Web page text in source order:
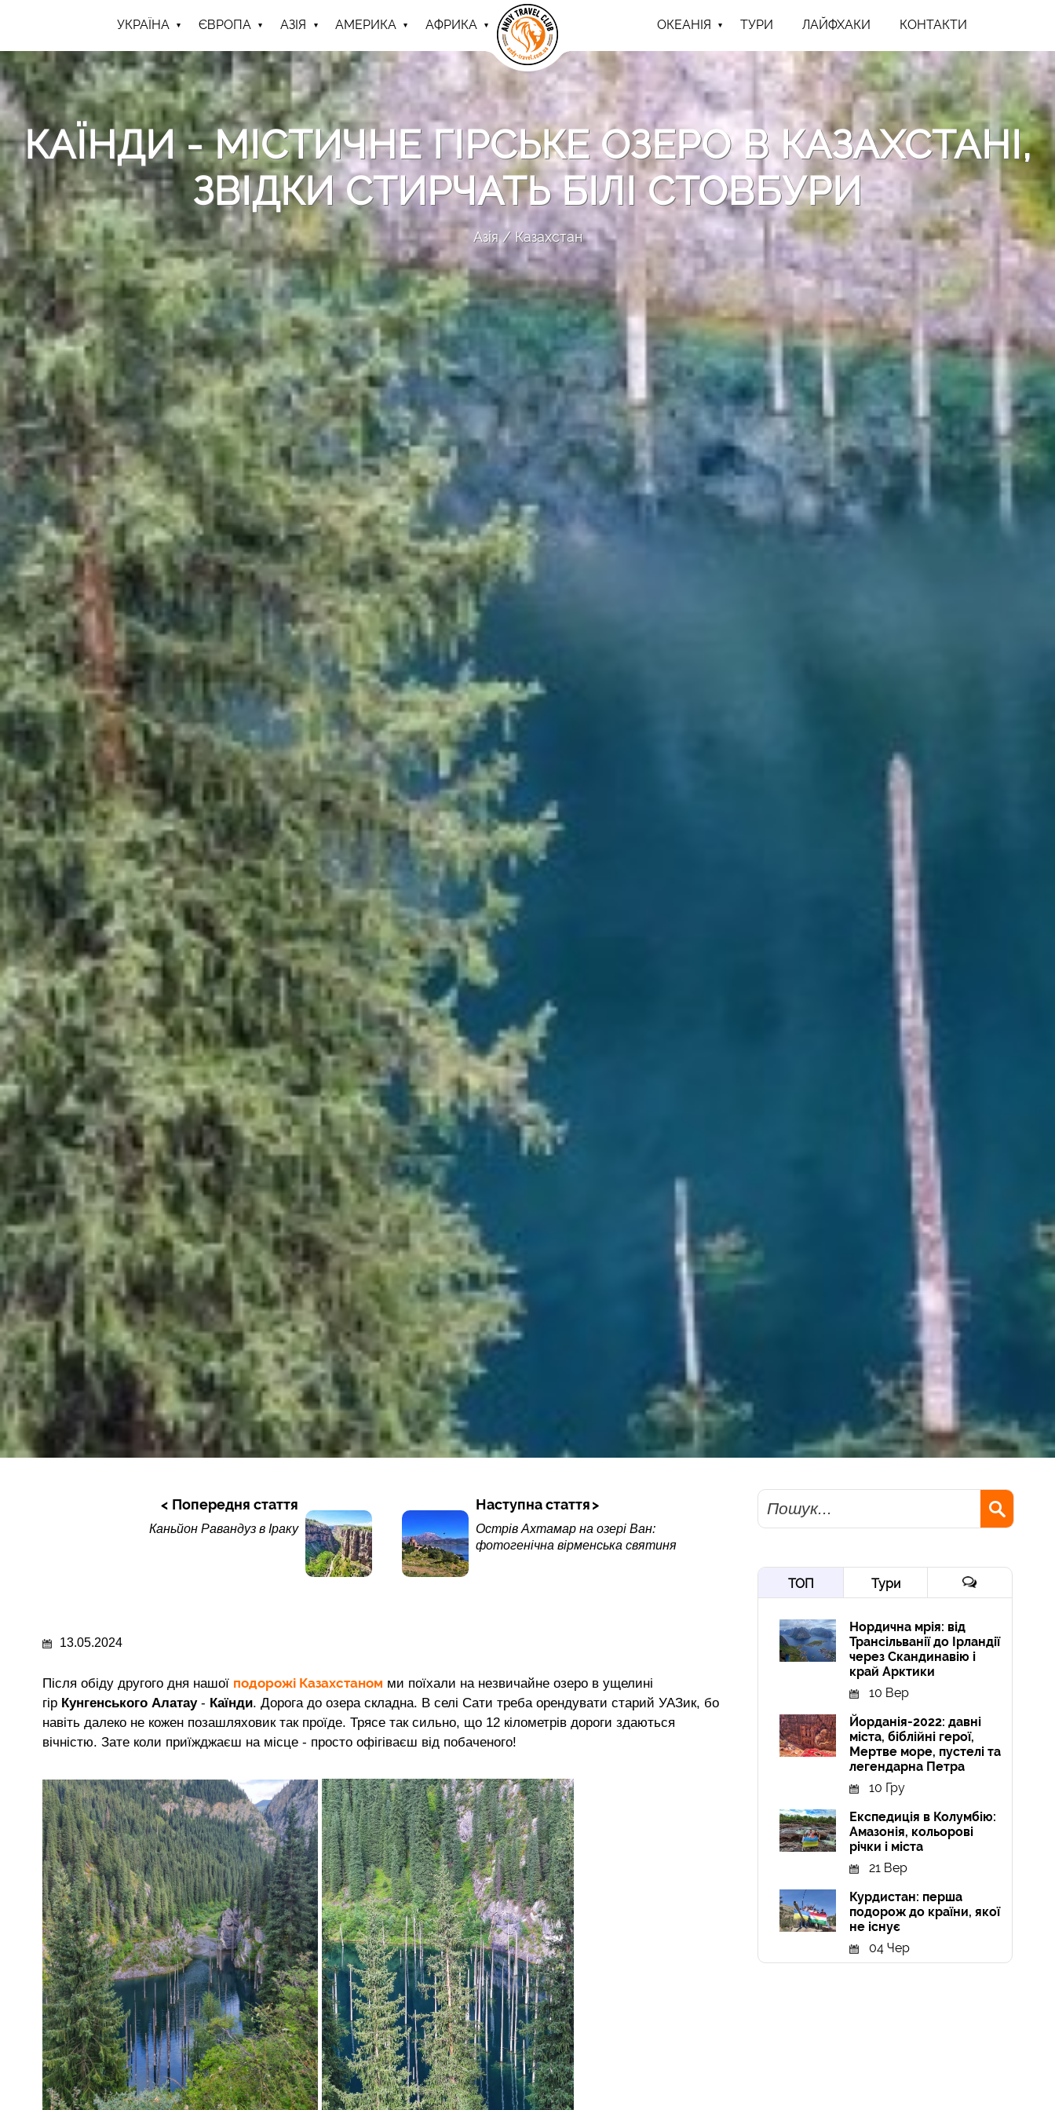
УКРАЇНА ЄВРОПА АЗІЯ АМЕРИКА АФРИКА ОКЕАНІЯ ТУРИ ЛАЙФХАКИ КОНТАКТИ
КАЇНДИ - МІСТИЧНЕ ГІРСЬКЕ ОЗЕРО В КАЗАХСТАНІ,
ЗВІДКИ СТИРЧАТЬ БІЛІ СТОВБУРИ
Азія Казахстан
Попередня стаття
Каньйон Равандуз в Іраку
Наступна стаття
Острів Ахтамар на озері Ван:
фотогенічна вірменська святиня
13.05.2024
Після обіду другого дня нашої подорожі Казахстаном ми поїхали на незвичайне озеро в ущелині
гір Кунгенського Алатау- Каїнди. Дорога до озера складна. В селі Сати треба орендувати старий УАЗик, бо
навіть далеко не кожен позашляховик так проїде. Трясе так сильно, що 12 кілометрів дороги здаються
вічністю. Зате коли приїжджаєш на місце - просто офігіваєш від побаченого!
Пошук
ТОП Тури
Нордична мрія: від
Трансільванії до Ірландії
через Скандинавію і
край Арктики
10 Вер
Йорданія-2022: давні
міста, біблійні герої,
Мертве море, пустелі та
легендарна Петра
10 Гру
Експедиція в Колумбію:
Амазонія, кольорові
річки і міста
21 Вер
Курдистан: перша
подорож до країни, якої
не існує
04 Чер